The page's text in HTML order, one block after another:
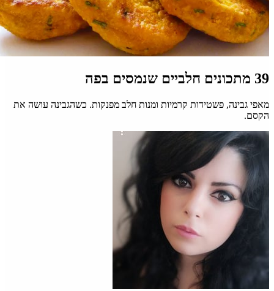
39 מתכונים חלביים שנמסים בפה
מאפי גבינה, פשטידות קרמיות ומנות חלב מפנקות. כשהגבינה עושה את
הקסם.